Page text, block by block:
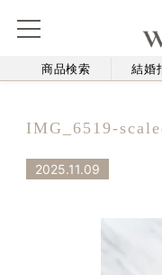
商品検索 結婚
IMG_6519-
2025.11.09